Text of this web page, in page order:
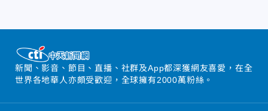
新聞、影音、節目、直播、社群及App都深獲網友喜愛，在全
世界各地華人亦頗受歡迎，全球擁有2000萬粉絲。